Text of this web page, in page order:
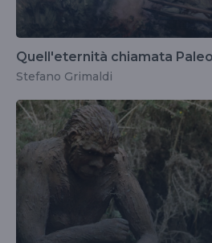
Quell'eternità chiamata
Stefano Grimaldi